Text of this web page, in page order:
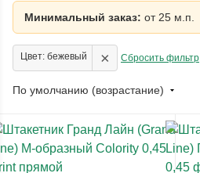
Минимальный заказ: от 25 м.п.
Цвет: бежевый × Сбросить фильтр
По умолчанию (возрастание)